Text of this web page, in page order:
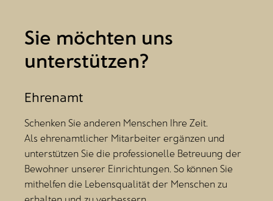
Sie möchten uns
unterstützen?
Ehrenamt
Schenken Sie anderen Menschen Ihre Zeit.
Als ehrenamtlicher Mitarbeiter ergänzen und
unterstützen Sie die professionelle Betreuung der
Bewohner unserer Einrichtungen. So können Sie
mithelfen die Lebensqualität der Menschen zu